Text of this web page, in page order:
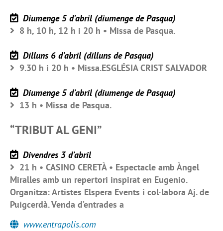
Diumenge 5 d’abril (diumenge de Pasqua)
8 h, 10 h, 12 h i 20 h • Missa de Pasqua.
Dilluns 6 d’abril (dilluns de Pasqua)
9.30 h i 20 h • Missa.ESGLÉSIA CRIST SALVADOR
Diumenge 5 d’abril (diumenge de Pasqua)
13 h • Missa de Pasqua.
“TRIBUT AL GENI”
Divendres 3 d’abril
21 h • CASINO CERETÀ • Espectacle amb Àngel
Miralles amb un repertori inspirat en Eugenio.
Organitza: Artistes Elspera Events i col·labora Aj. de
Puigcerdà. Venda d’entrades a
www.entrapolis.com